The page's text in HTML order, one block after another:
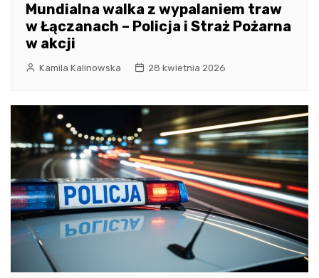
Mundialna walka z wypalaniem traw
w Łączanach – Policja i Straż Pożarna
w akcji
Kamila Kalinowska 28 kwietnia 2026